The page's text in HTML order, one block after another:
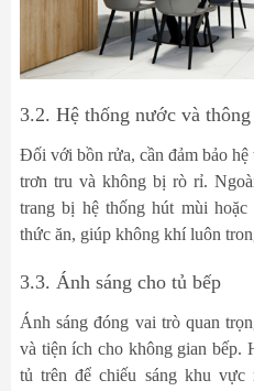
3.2. Hệ thống nước và
Đối với bồn rửa, cần đảm bảo
trơn tru và không bị rò rỉ.
trang bị hệ thống hút mùi
thức ăn, giúp không khí luôn
3.3. Ánh sáng cho tủ bếp
Ánh sáng đóng vai trò quan
và tiện ích cho không gian bếp.
tủ trên để chiếu sáng khu